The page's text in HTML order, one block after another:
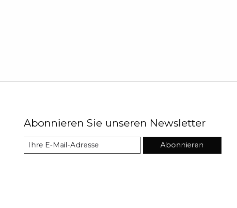
Abonnieren Sie unseren Newsletter
Abonnieren